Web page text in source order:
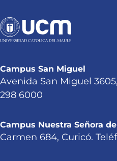
Campus San Miguel
Avenida San Miguel
298 6000
Campus Nuestra Señora
Carmen 684, Curicó.